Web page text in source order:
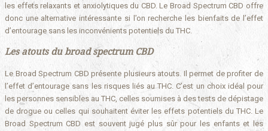
les effets relaxants et anxiolytiques du CBD. Le Broad Spectrum CBD offre
donc une alternative intéressante si l’on recherche les bienfaits de l’effet
d’entourage sans les inconvénients potentiels du THC.
Les atouts du broad spectrum CBD
Le Broad Spectrum CBD présente plusieurs atouts. Il permet de profiter de
l’effet d’entourage sans les risques liés au THC. C’est un choix idéal pour
les personnes sensibles au THC, celles soumises à des tests de dépistage
de drogue ou celles qui souhaitent éviter les effets potentiels du THC. Le
Broad Spectrum CBD est souvent jugé plus sûr pour les enfants et les